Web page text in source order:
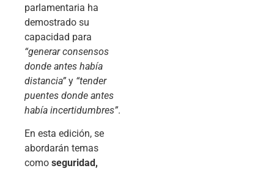
parlamentaria ha
demostrado su
capacidad para
“generar consensos
donde antes había
distancia” y “tender
puentes donde antes
había incertidumbres”.
En esta edición, se
abordarán temas
como seguridad,